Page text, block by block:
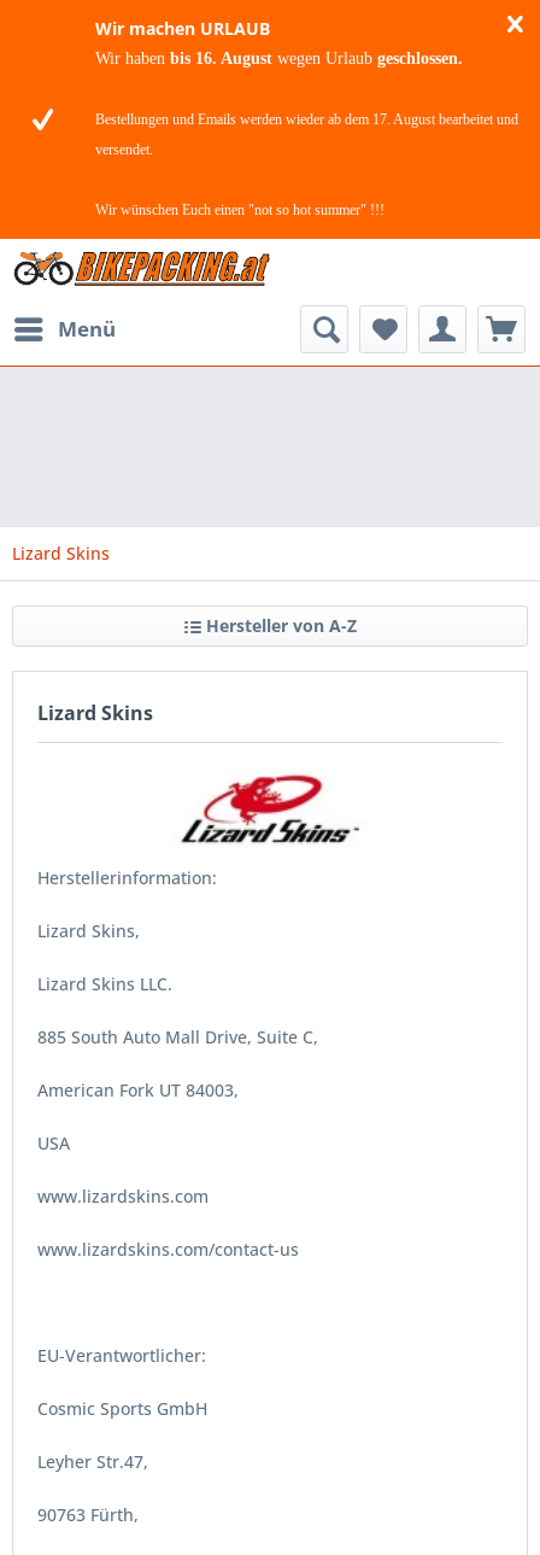
Wir machen URLAUB
Wir haben bis 16. August wegen Urlaub geschlossen.
Bestellungen und Emails werden wieder ab dem 17. August bearbeitet und
versendet.
Wir wünschen Euch einen "not so hot summer" !!!
Menü
Lizard Skins
Hersteller von A-Z
Lizard Skins
Herstellerinformation:
Lizard Skins,
Lizard Skins LLC.
885 South Auto Mall Drive, Suite C,
American Fork UT 84003,
USA
www.lizardskins.com
www.lizardskins.com/contact-us
EU-Verantwortlicher:
Cosmic Sports GmbH
Leyher Str.47,
90763 Fürth,